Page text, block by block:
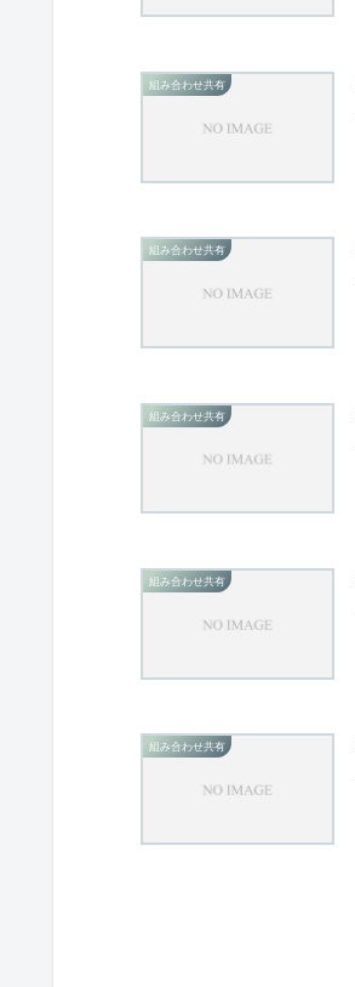
組み合わせ共有
組み合わせ共有
組み合わせ共有
組み合わせ共有
組み合わせ共有